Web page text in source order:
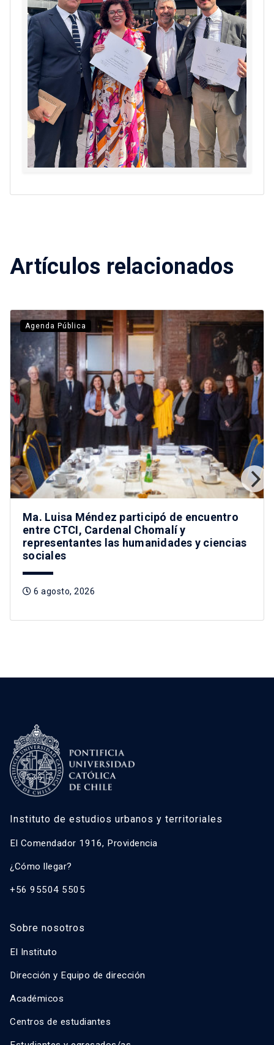
Artículos relacionados
Agenda Pública
Ma. Luisa Méndez participó de encuentro
entre CTCI, Cardenal Chomalí y
representantes las humanidades y ciencias
sociales
6 agosto, 2026
Instituto de estudios urbanos y territoriales
El Comendador 1916, Providencia
¿Cómo llegar?
+56 95504 5505
Sobre nosotros
El Instituto
Dirección y Equipo de dirección
Académicos
Centros de estudiantes